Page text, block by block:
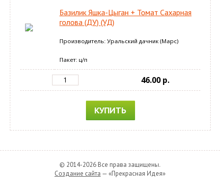
Базилик Яшка-Цыган + Томат Сахарная
голова (ДУ) (УД)
Производитель: Уральский дачник (Марс)
Пакет: ц/п
46.00 p.
КУПИТЬ
© 2014-2026 Все права защищены.
Создание сайта — «Прекрасная Идея»